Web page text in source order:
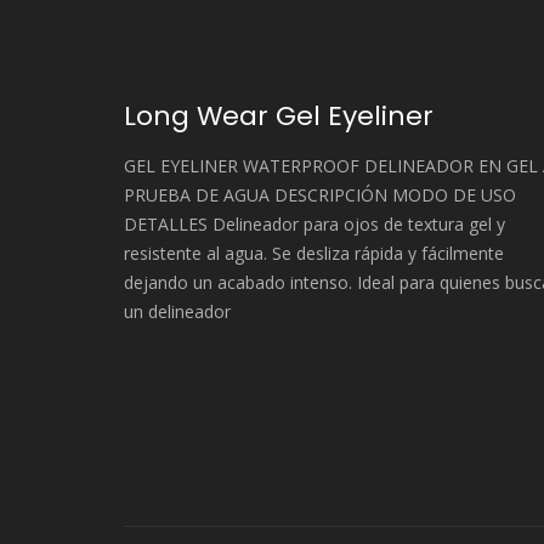
Long Wear Gel Eyeliner
GEL EYELINER WATERPROOF DELINEADOR EN GEL
PRUEBA DE AGUA DESCRIPCIÓN MODO DE USO
DETALLES Delineador para ojos de textura gel y
resistente al agua. Se desliza rápida y fácilmente
dejando un acabado intenso. Ideal para quienes
un delineador